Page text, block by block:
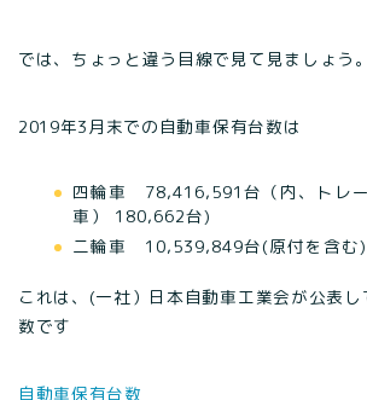
では、ちょっと違う目線で見て見ましょう。
2019年3月末での自動車保有台数は
四輪車 78,416,591台（内、トレ
車） 180,662台)
二輪車 10,539,849台(原付を含む)
これは、(一社）日本自動車工業会が公表
数です
自動車保有台数